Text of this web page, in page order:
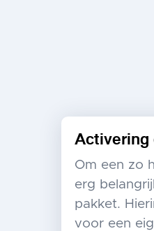
Activering
Om een zo
erg
pakket.
voor een